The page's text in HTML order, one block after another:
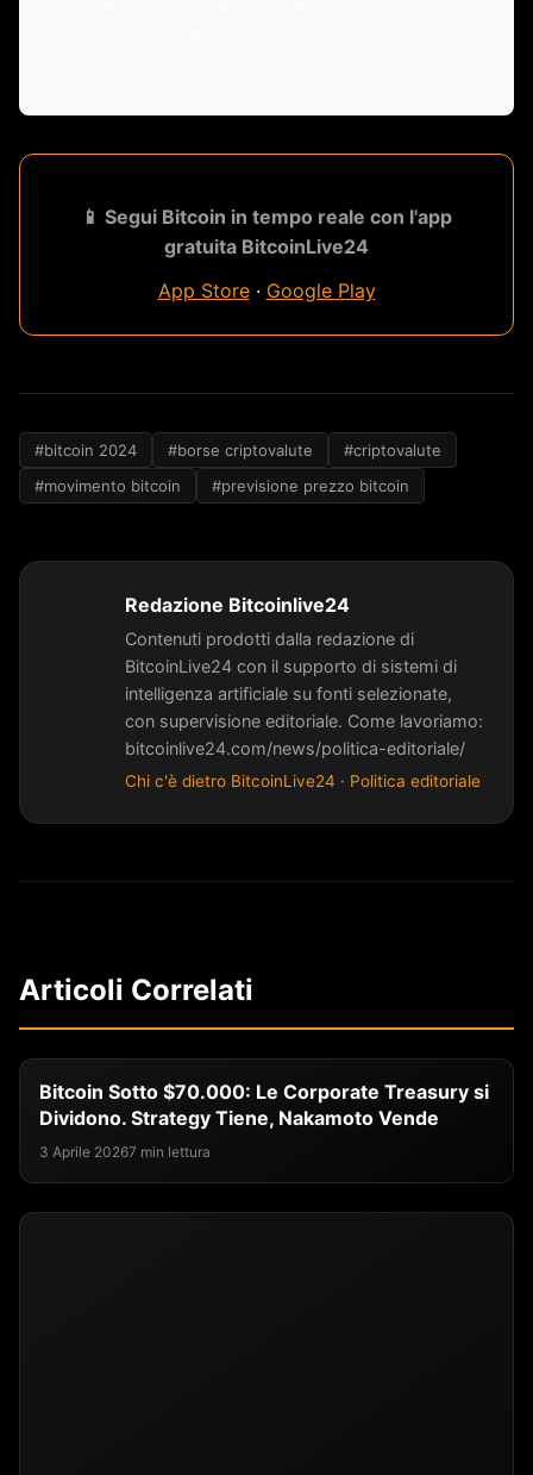
📱 Segui Bitcoin in tempo reale con l'app
gratuita BitcoinLive24
App Store· Google Play
#bitcoin 2024 #borse criptovalute
#criptovalute
#movimento bitcoin
#previsione prezzo bitcoin
Redazione Bitcoinlive24
Contenuti prodotti dalla redazione di
BitcoinLive24 con il supporto di sistemi di
intelligenza artificiale su fonti selezionate,
con supervisione editoriale. Come lavoriamo:
bitcoinlive24.com/news/politica-editoriale/
Chi c'è dietro BitcoinLive24 · Politica editoriale
Articoli Correlati
Bitcoin Sotto $70.000: Le Corporate Treasury si
Dividono. Strategy Tiene, Nakamoto Vende
3 Aprile 20267 min lettura